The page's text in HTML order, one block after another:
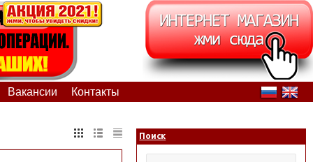
Вакансии Контакты
Поиск